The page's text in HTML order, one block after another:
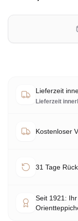
Lieferzeit
Lieferzeit
Kostenloser
31 Tage
Seit 1921: